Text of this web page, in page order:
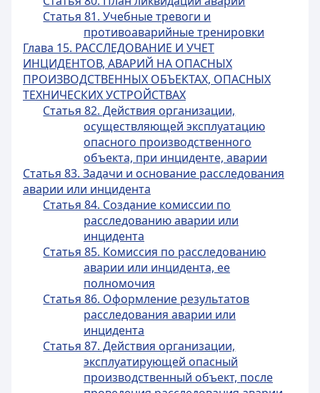
Статья 81. Учебные тревоги и
противоаварийные тренировки
Глава 15. РАССЛЕДОВАНИЕ И УЧЕТ
ИНЦИДЕНТОВ, АВАРИЙ НА ОПАСНЫХ
ПРОИЗВОДСТВЕННЫХ ОБЪЕКТАХ, ОПАСНЫХ
ТЕХНИЧЕСКИХ УСТРОЙСТВАХ
Статья 82. Действия организации,
осуществляющей эксплуатацию
опасного производственного
объекта, при инциденте, аварии
Статья 83. Задачи и основание расследования
аварии или инцидента
Статья 84. Создание комиссии по
расследованию аварии или
инцидента
Статья 85. Комиссия по расследованию
аварии или инцидента, ее
полномочия
Статья 86. Оформление результатов
расследования аварии или
инцидента
Статья 87. Действия организации,
эксплуатирующей опасный
производственный объект, после